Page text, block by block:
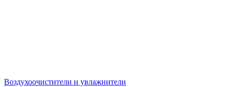
Воздухоочистители и увлажнители